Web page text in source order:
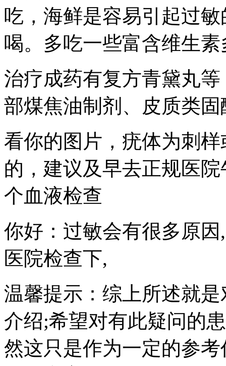
吃，海鲜是容易引起过
喝。多吃一些富含维生
治疗成药有复方青黛丸
部煤焦油制剂、皮质类
看你的图片，疣体为刺
的，建议及早去正规医
个血液检查
你好：过敏会有很多原
医院检查下,
温馨提示：综上所述就
介绍;希望对有此疑问的
然这只是作为一定的参